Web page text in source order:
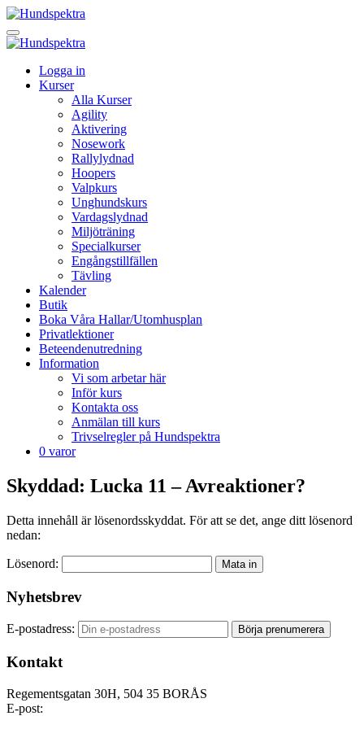
Logga in
Kurser
Alla Kurser
Agility
Aktivering
Nosework
Rallylydnad
Hoopers
Valpkurs
Unghundskurs
Vardagslydnad
Miljöträning
Specialkurser
Engångstillfällen
Tävling
Kalender
Butik
Boka Våra Hallar/Utomhusplan
Privatlektioner
Beteendenutredning
Information
Vi som arbetar här
Inför kurs
Kontakta oss
Anmälan till kurs
Trivselregler på Hundspektra
0 varor
Skyddad: Lucka 11 – Avreaktioner?
Detta innehåll är lösenordsskyddat. För att se det, ange ditt lösenord
nedan:
Lösenord:
Nyhetsbrev
E-postadress:
Kontakt
Regementsgatan 30H, 504 35 BORÅS
E-post: